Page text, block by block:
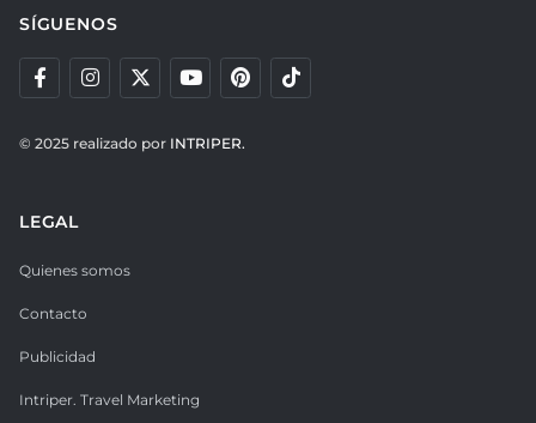
SÍGUENOS
© 2025 realizado por INTRIPER.
LEGAL
Quienes somos
Contacto
Publicidad
Intriper. Travel Marketing